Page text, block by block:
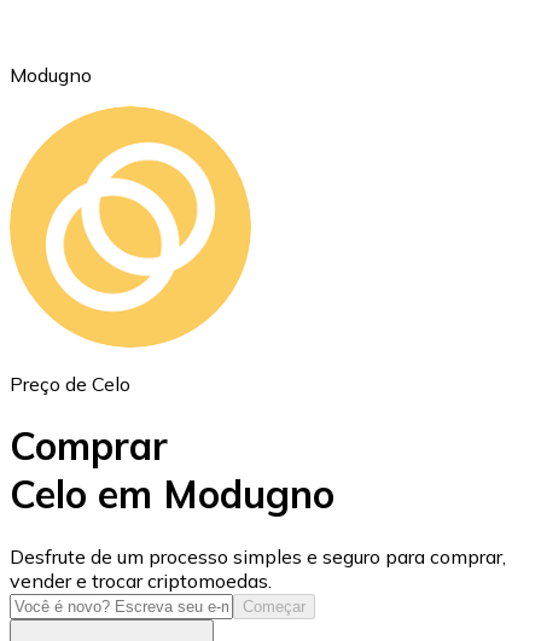
Ethereum
ETH
USD Coin
USDC
Modugno
Preço de Celo
Comprar
Celo em Modugno
Desfrute de um processo simples e seguro para comprar,
vender e trocar criptomoedas.
Começar